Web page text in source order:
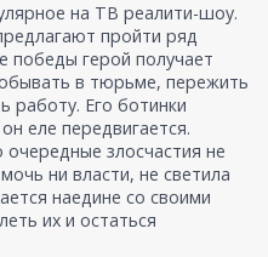
на ТВ реалити-шоу.
пройти ряд
победы герой получает
в тюрьме, пережить
работу. Его ботинки
еле передвигается.
злосчастия не
ни власти, не светила
наедине со своими
их и остаться